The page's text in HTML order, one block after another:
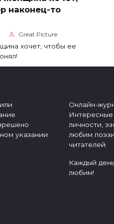
наконец-то
Great Picture
хочет, чтобы ее
указании
Онлайн-
Интересные
личности,
любим
читателей.
Каждый
любим!